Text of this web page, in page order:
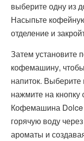
выберите одну из
Насыпьте
отделение и
Затем установите
кофемашину,
напиток.
нажмите на кнопку
Кофемашина Dolce
горячую воду
ароматы и